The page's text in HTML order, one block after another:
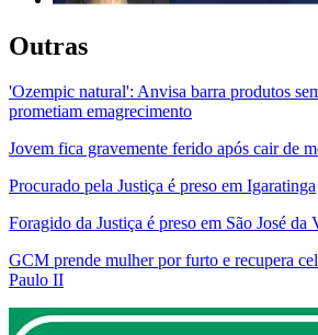
Outras
'Ozempic natural': Anvisa barra produtos
prometiam emagrecimento
Jovem fica gravemente ferido após cair de
Procurado pela Justiça é preso em Igaratinga
Foragido da Justiça é preso em São José da
GCM prende mulher por furto e recupera
Paulo II